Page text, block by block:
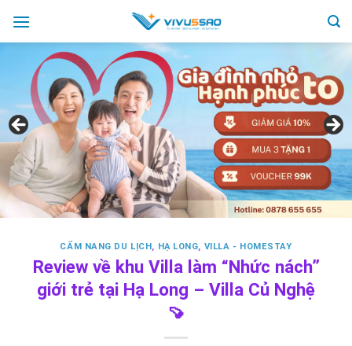
CẨM NANG DU LỊCH, HẠ LONG, VILLA - HOMESTAY
Review về khu Villa làm “Nhức nách”
giới trẻ tại Hạ Long – Villa Củ Nghệ
🍠